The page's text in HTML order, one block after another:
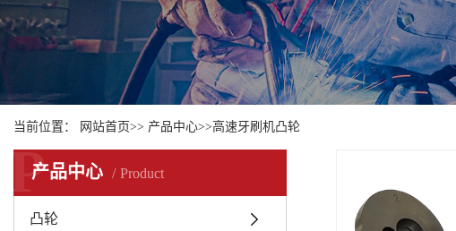
当前位置： 网站首页>> 产品中心>>高速牙刷机凸轮
产品中心 Product
P
凸轮